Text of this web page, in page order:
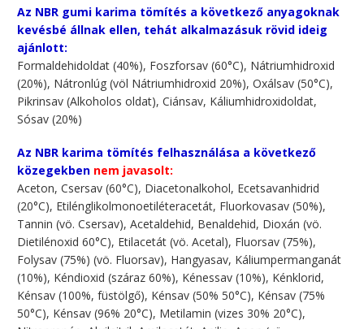
Az NBR gumi karima tömítés a következő anyagoknak
kevésbé állnak ellen, tehát alkalmazásuk rövid ideig
ajánlott:
Formaldehidoldat (40%), Foszforsav (60°C), Nátriumhidroxid
(20%), Nátronlúg (völ Nátriumhidroxid 20%), Oxálsav (50°C),
Pikrinsav (Alkoholos oldat), Ciánsav, Káliumhidroxidoldat,
Sósav (20%)
Az NBR karima tömítés felhasználása a következő
közegekben nem javasolt:
Aceton, Csersav (60°C), Diacetonalkohol, Ecetsavanhidrid
(20°C), Etilénglikolmonoetiléteracetát, Fluorkovasav (50%),
Tannin (vö. Csersav), Acetaldehid, Benaldehid, Dioxán (vö.
Dietilénoxid 60°C), Etilacetát (vö. Acetal), Fluorsav (75%),
Folysav (75%) (vö. Fluorsav), Hangyasav, Káliumpermanganát
(10%), Kéndioxid (száraz 60%), Kénessav (10%), Kénklorid,
Kénsav (100%, füstölgő), Kénsav (50% 50°C), Kénsav (75%
50°C), Kénsav (96% 20°C), Metilamin (vizes 30% 20°C),